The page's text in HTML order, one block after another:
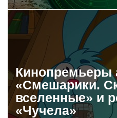
Кинопремьеры
«Смешарики.
вселенные» и
«Чучела»